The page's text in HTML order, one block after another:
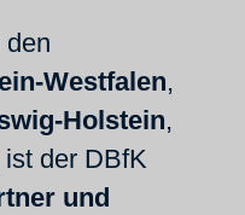
den
Westfalen,
Holstein,
ist der DBfK
und